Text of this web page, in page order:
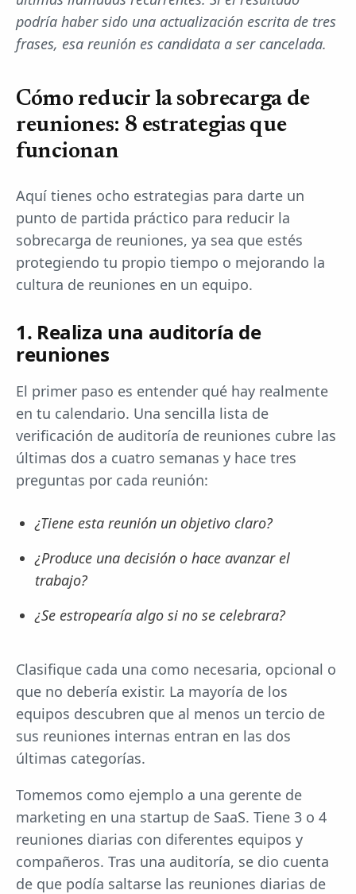
podría haber sido una actualización escrita de tres
frases, esa reunión es candidata a ser cancelada.
Cómo reducir la sobrecarga de
reuniones: 8 estrategias que
funcionan
Aquí tienes ocho estrategias para darte un
punto de partida práctico para reducir la
sobrecarga de reuniones, ya sea que estés
protegiendo tu propio tiempo o mejorando la
cultura de reuniones en un equipo.
1. Realiza una auditoría de
reuniones
El primer paso es entender qué hay realmente
en tu calendario. Una sencilla lista de
verificación de auditoría de reuniones cubre las
últimas dos a cuatro semanas y hace tres
preguntas por cada reunión:
¿Tiene esta reunión un objetivo claro?
¿Produce una decisión o hace avanzar el
trabajo?
¿Se estropearía algo si no se celebrara?
Clasifique cada una como necesaria, opcional o
que no debería existir. La mayoría de los
equipos descubren que al menos un tercio de
sus reuniones internas entran en las dos
últimas categorías.
Tomemos como ejemplo a una gerente de
marketing en una startup de SaaS. Tiene 3 o 4
reuniones diarias con diferentes equipos y
compañeros. Tras una auditoría, se dio cuenta
de que podía saltarse las reuniones diarias de